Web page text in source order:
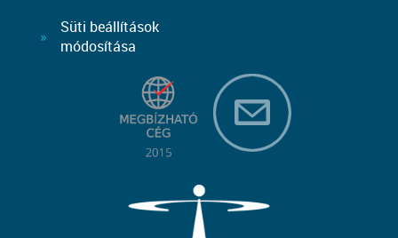
Süti beállítások
módosítása